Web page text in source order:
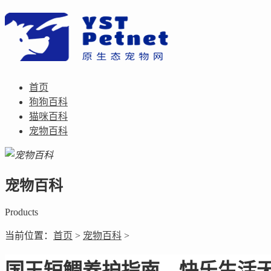
首页
狗狗百科
猫咪百科
宠物百科
宠物百科
Products
当前位置： 首页 > 宠物百科 >